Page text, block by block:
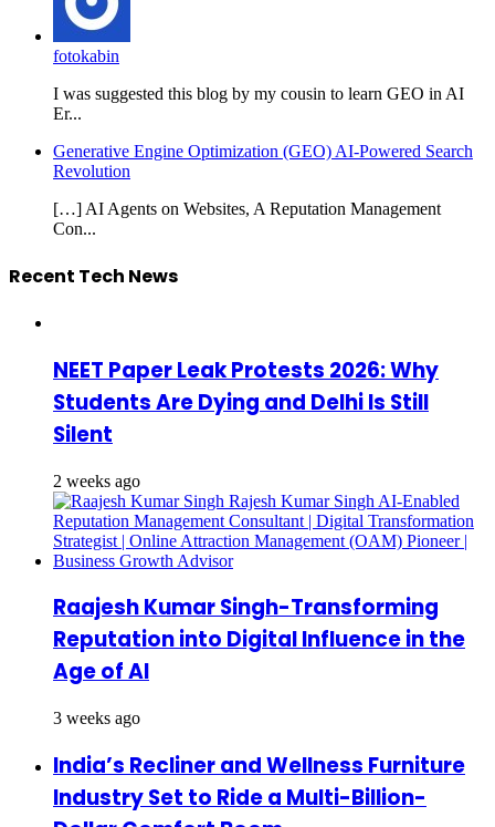
fotokabin
I was suggested this blog by my cousin to learn GEO in AI
Er...
Generative Engine Optimization (GEO) AI-Powered Search
Revolution
[…] AI Agents on Websites, A Reputation Management
Con...
Recent Tech News
NEET Paper Leak Protests 2026: Why
Students Are Dying and Delhi Is Still
Silent
2 weeks ago
Raajesh Kumar Singh-Transforming
Reputation into Digital Influence in the
Age of AI
3 weeks ago
India’s Recliner and Wellness Furniture
Industry Set to Ride a Multi-Billion-